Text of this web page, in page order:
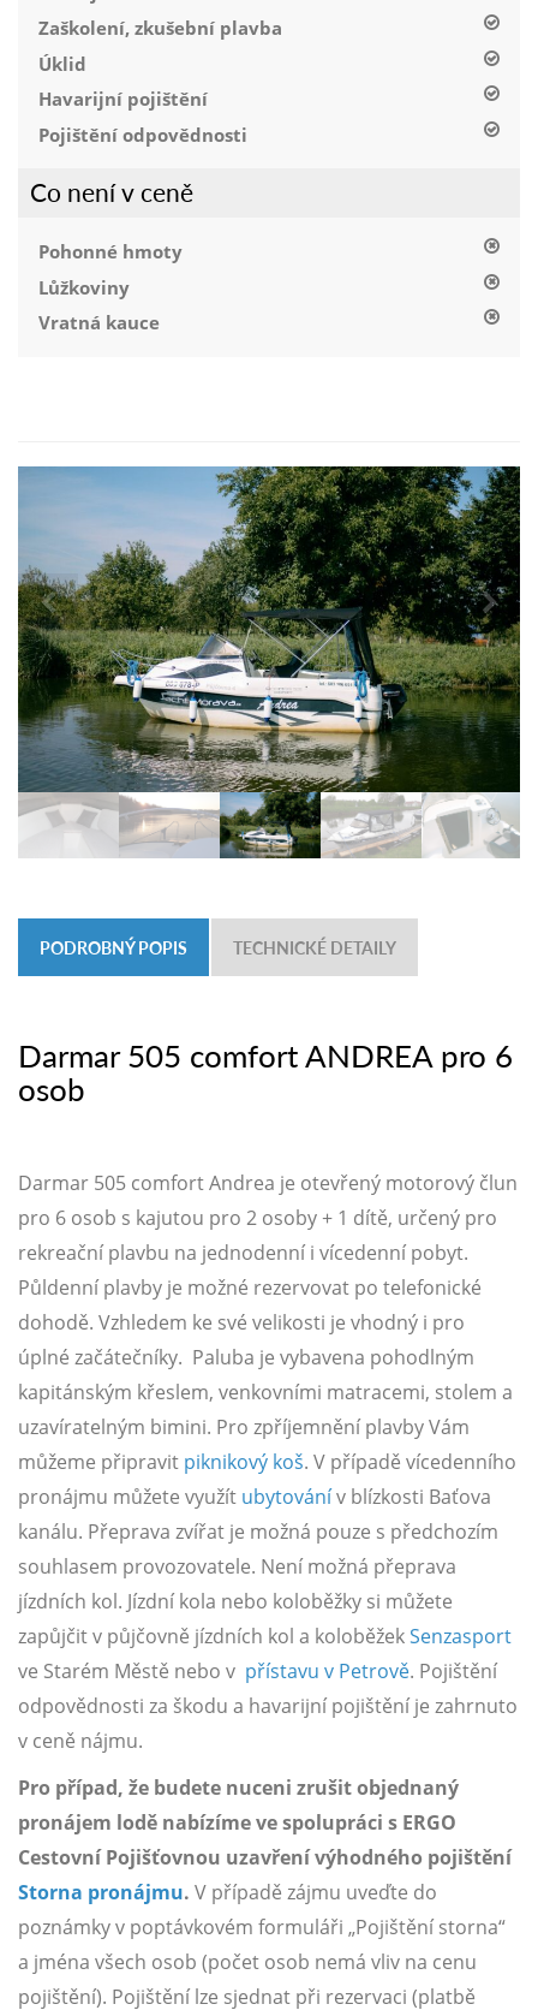
Zaškolení, zkušební plavba
Úklid
Havarijní pojištění
Pojištění odpovědnosti
Co není v ceně
Pohonné hmoty
Lůžkoviny
Vratná kauce
PODROBNÝ POPIS TECHNICKÉ DETAILY
Darmar 505 comfort ANDREA pro 6
osob
Darmar 505 comfort Andrea je otevřený motorový člun
pro 6 osob s kajutou pro 2 osoby + 1 dítě, určený pro
rekreační plavbu na jednodenní i vícedenní pobyt.
Půldenní plavby je možné rezervovat po telefonické
dohodě. Vzhledem ke své velikosti je vhodný i pro
úplné začátečníky. Paluba je vybavena pohodlným
kapitánským křeslem, venkovními matracemi, stolem a
uzavíratelným bimini. Pro zpříjemnění plavby Vám
můžeme připravit piknikový koš. V případě vícedenního
pronájmu můžete využít ubytovánív blízkosti Baťova
kanálu. Přeprava zvířat je možná pouze s předchozím
souhlasem provozovatele. Není možná přeprava
jízdních kol. Jízdní kola nebo koloběžky si můžete
zapůjčit v půjčovně jízdních kol a koloběžekSenzasport
ve Starém Městě nebo v přístavu v Petrově. Pojištění
odpovědnosti za škodu a havarijní pojištění je zahrnuto
v ceně nájmu.
Pro případ, že budete nuceni zrušit objednaný
pronájem lodě nabízíme ve spolupráci s ERGO
Cestovní Pojišťovnou uzavření výhodného pojištění
Storna pronájmu. V případě zájmu uveďte do
poznámky v poptávkovém formuláři „Pojištění storna“
a jména všech osob (počet osob nemá vliv na cenu
pojištění). Pojištění lze sjednat při rezervaci (platbě